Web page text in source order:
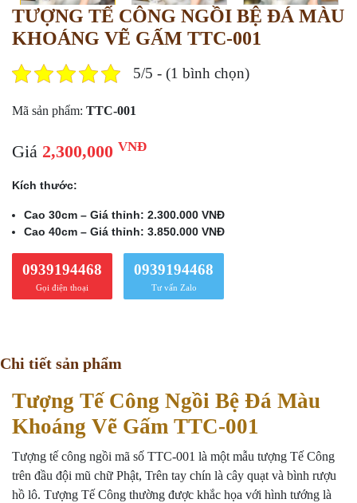
TƯỢNG TẾ CÔNG NGỒI BỆ ĐÁ MÀU
KHOÁNG VẼ GẤM TTC-001
5/5 - (1 bình chọn)
Mã sản phẩm: TTC-001
Giá 2,300,000 VNĐ
Kích thước:
Cao 30cm – Giá thỉnh: 2.300.000 VNĐ
Cao 40cm – Giá thỉnh: 3.850.000 VNĐ
0939194468
Gọi điện thoại
0939194468
Tư vấn Zalo
Chi tiết sản phẩm
Tượng Tế Công Ngồi Bệ Đá Màu
Khoáng Vẽ Gấm TTC-001
Tượng tế công ngồi mã số TTC-001 là một mẫu tượng Tế Công
trên đầu đội mũ chữ Phật, Trên tay chín là cây quạt và bình rượu
hồ lô. Tượng Tế Công thường được khắc họa với hình tướng là